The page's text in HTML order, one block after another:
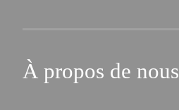
À propos de nous